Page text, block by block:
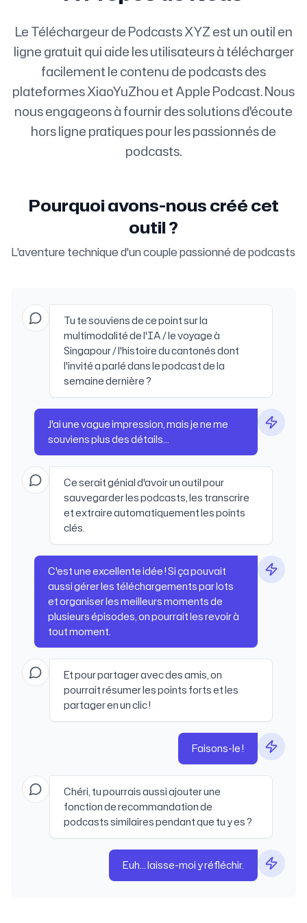
Le Téléchargeur de Podcasts XYZ est un outil en
ligne gratuit qui aide les utilisateurs à télécharger
facilement le contenu de podcasts des
plateformes XiaoYuZhou et Apple Podcast. Nous
nous engageons à fournir des solutions d'écoute
hors ligne pratiques pour les passionnés de
podcasts.
Pourquoi avons-nous créé cet
outil ?
L'aventure technique d'un couple passionné de podcasts
Tu te souviens de ce point sur la
multimodalité de l'IA / le voyage à
Singapour / l'histoire du cantonés dont
l'invité a parlé dans le podcast de la
semaine dernière ?
J'ai une vague impression, mais je ne me
souviens plus des détails...
Ce serait génial d'avoir un outil pour
sauvegarder les podcasts, les transcrire
et extraire automatiquement les points
clés.
C'est une excellente idée ! Si ça pouvait
aussi gérer les téléchargements par lots
et organiser les meilleurs moments de
plusieurs épisodes, on pourrait les revoir à
tout moment.
Et pour partager avec des amis, on
pourrait résumer les points forts et les
partager en un clic !
Faisons-le !
Chéri, tu pourrais aussi ajouter une
fonction de recommandation de
podcasts similaires pendant que tu y es ?
Euh... laisse-moi y réfléchir.